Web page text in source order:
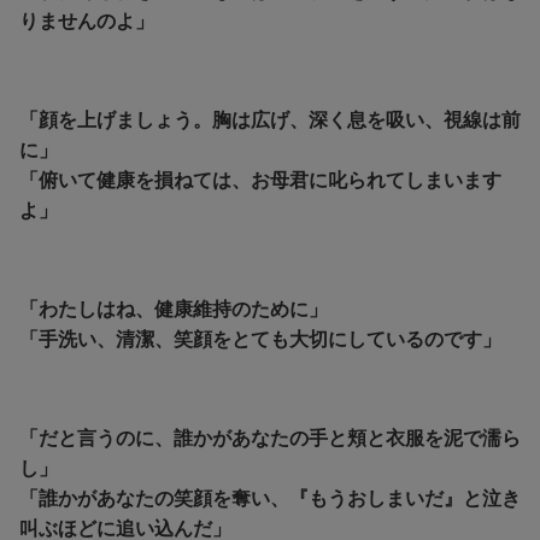
りませんのよ」
「顔を上げましょう。胸は広げ、深く息を吸い、視線は前
に」
「俯いて健康を損ねては、お母君に叱られてしまいます
よ」
「わたしはね、健康維持のために」
「手洗い、清潔、笑顔をとても大切にしているのです」
「だと言うのに、誰かがあなたの手と頬と衣服を泥で濡ら
し」
「誰かがあなたの笑顔を奪い、
『もうおしまいだ』と泣き
叫ぶほどに追い込んだ」